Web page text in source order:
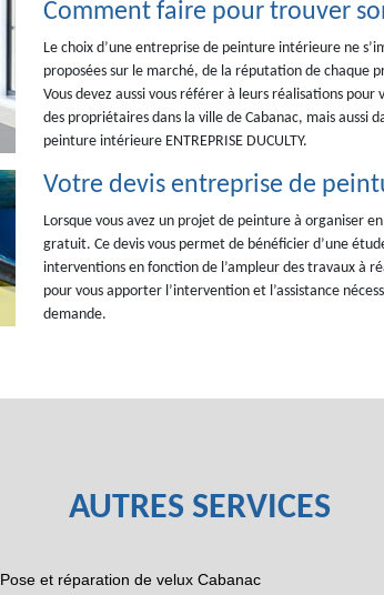
Comment faire pour trouver
Le choix d’une entreprise de peinture intérieure ne
proposées sur le marché, de la réputation de chaque
Vous devez aussi vous référer à leurs réalisations
des propriétaires dans la ville de Cabanac, mais aussi
peinture intérieure ENTREPRISE DUCULTY.
Votre devis entreprise de
Lorsque vous avez un projet de peinture à organiser
gratuit. Ce devis vous permet de bénéficier d’une
interventions en fonction de l’ampleur des travaux à
pour vous apporter l’intervention et l’assistance
demande.
AUTRES SERVICES
Pose et réparation de velux Cabanac